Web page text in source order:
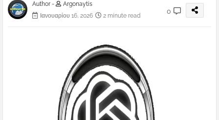
Author -
Argonaytis
Ιανουαρίου 16, 2026
2 minute read
0